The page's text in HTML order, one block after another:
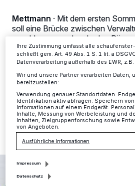
Mettmann · Mit dem ersten
soll eine Brücke zwischen
geschlagen werden. In den
Mettmann fanden sich daher am
Vertreter der lokalen Wirtschaft
18.06.2018 , 10:15 Uhr Eine
Einstellungen oder Ablehnen am unteren
Ihre Einstellungen gelten innerhalb
Informationen finden Sie in unserer
Ihre Zustimmung umfasst alle
schließt gem. Art. 49 Abs. 1 S. 1 lit. a
Datenverarbeitung außerhalb des EWR,
Wir und unsere Partner verarbeiten Daten,
bereitzustellen:
Verwendung genauer Standortdaten.
Identifikation aktiv abfragen. Speichern
Informationen auf einem Endgerät.
Inhalte, Messung von Werbeleistung und
Inhalten, Zielgruppenforschung sowie
von Angeboten.
Ausführliche Informationen
Impressum
Datenschutz